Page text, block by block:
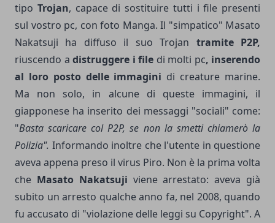
tipo Trojan, capace di sostituire tutti i file presenti
sul vostro pc, con foto Manga. Il "simpatico" Masato
Nakatsuji ha diffuso il suo Trojan tramite P2P,
riuscendo a distruggere i file di molti pc, inserendo
al loro posto delle immagini di creature marine.
Ma non solo, in alcune di queste immagini, il
giapponese ha inserito dei messaggi "sociali" come:
"Basta scaricare col P2P, se non la smetti chiamerò la
Polizia". Informando inoltre che l'utente in questione
aveva appena preso il virus Piro. Non è la prima volta
che Masato Nakatsuji viene arrestato: aveva già
subito un arresto qualche anno fa, nel 2008, quando
fu accusato di "violazione delle leggi su Copyright". A